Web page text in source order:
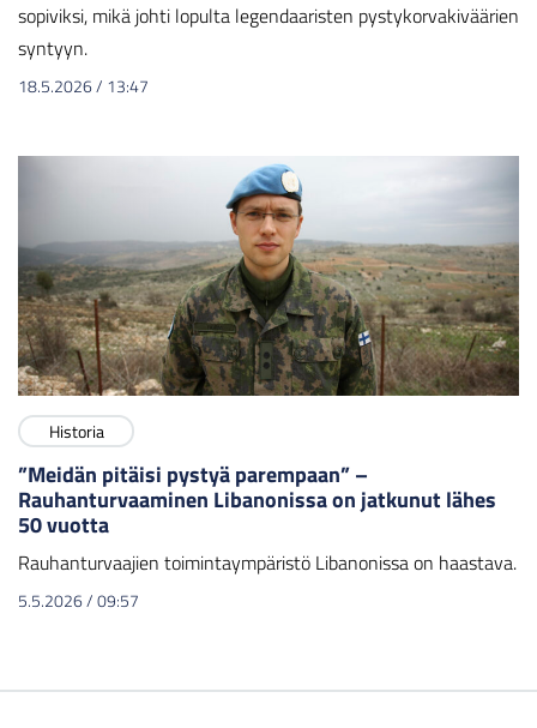
sopiviksi, mikä johti lopulta legendaaristen pystykorvakiväärien
syntyyn.
18.5.2026/ 13:47
Historia
”Meidän pitäisi pystyä parempaan” –
Rauhanturvaaminen Libanonissa on jatkunut lähes
50 vuotta
Rauhanturvaajien toimintaympäristö Libanonissa on haastava.
5.5.2026/09:57